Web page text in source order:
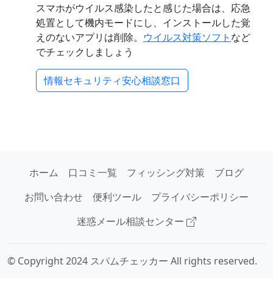
スマホがウイルス感染したと感じた場合は、応急
処置として機内モードにし、インストールした覚
えのないアプリは削除。 ウイルス対策ソフト など
でチェックしましょう
情報セキュリティ安心相談窓口
ホーム 口コミ一覧 フィッシング対策
ブログ
お問い合わせ
便利ツール
プライバシーポリシー
迷惑メール相談センター
© Copyright 2024 スパムチェッカー All rights reserved.